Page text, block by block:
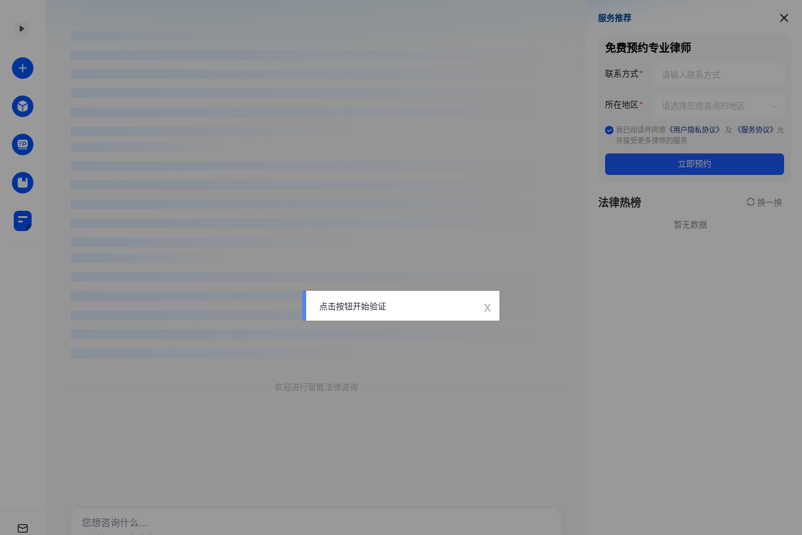
欢迎进行智能法律咨询
服务推荐
服务推荐
免费预约专业律师
联系方式
所在地区
我已阅读并同意 《用户隐私协议》 及 《服务协议》 允
许接受更多律师的服务
立即预约
法律热榜 换一换
暂无数据
点击按钮开始验证 x